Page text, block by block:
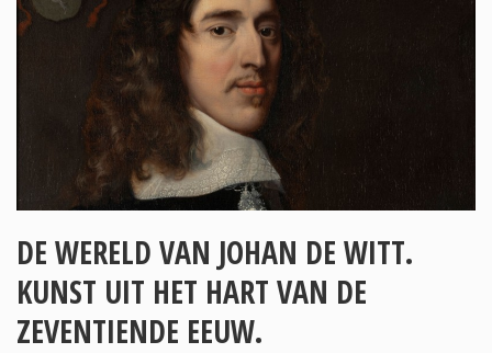
DE WERELD VAN JOHAN DE WITT.
KUNST UIT HET HART VAN DE
ZEVENTIENDE EEUW.